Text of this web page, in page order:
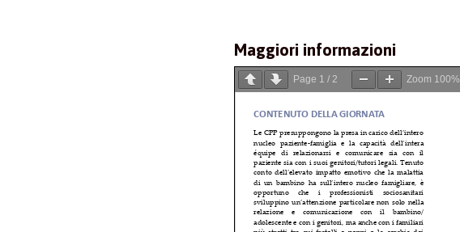
Maggiori informazioni
Page 1 /2 Zoom 100%